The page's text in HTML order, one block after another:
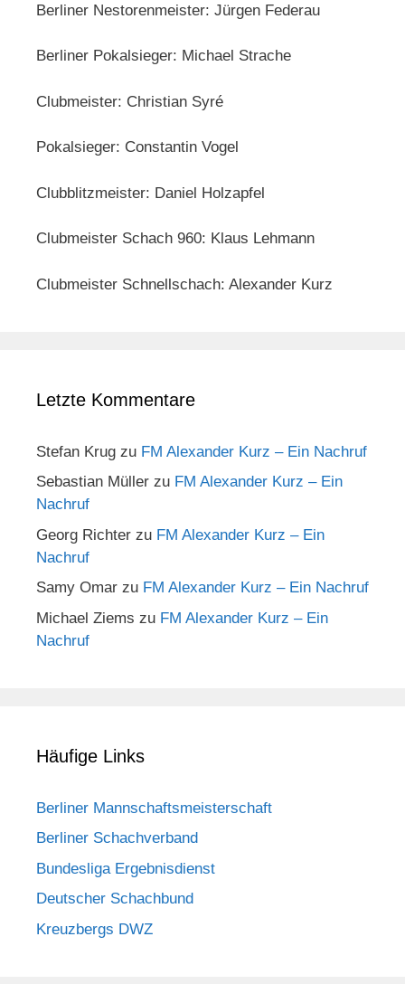
Berliner Nestorenmeister: Jürgen Federau
Berliner Pokalsieger: Michael Strache
Clubmeister: Christian Syré
Pokalsieger: Constantin Vogel
Clubblitzmeister: Daniel Holzapfel
Clubmeister Schach 960: Klaus Lehmann
Clubmeister Schnellschach: Alexander Kurz
Letzte Kommentare
Stefan Krug zu FM Alexander Kurz – Ein Nachruf
Sebastian Müller zu FM Alexander Kurz – Ein
Nachruf
Georg Richter zu FM Alexander Kurz – Ein
Nachruf
Samy Omar zu FM Alexander Kurz – Ein Nachruf
Michael Ziems zu FM Alexander Kurz – Ein
Nachruf
Häufige Links
Berliner Mannschaftsmeisterschaft
Berliner Schachverband
Bundesliga Ergebnisdienst
Deutscher Schachbund
Kreuzbergs DWZ